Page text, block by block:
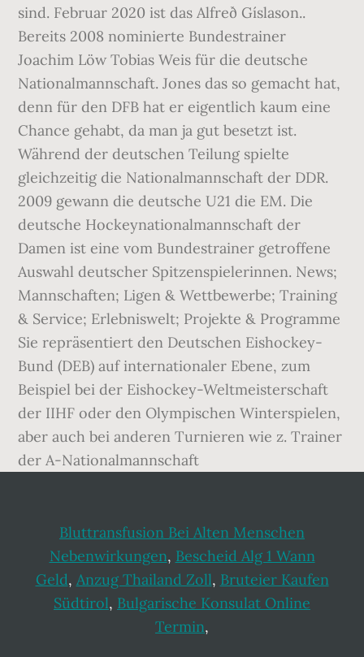
sind. Februar 2020 ist das Alfreð Gíslason..
Bereits 2008 nominierte Bundestrainer
Joachim Löw Tobias Weis für die deutsche
Nationalmannschaft. Jones das so gemacht hat,
denn für den DFB hat er eigentlich kaum eine
Chance gehabt, da man ja gut besetzt ist.
Während der deutschen Teilung spielte
gleichzeitig die Nationalmannschaft der DDR.
2009 gewann die deutsche U21 die EM. Die
deutsche Hockeynationalmannschaft der
Damen ist eine vom Bundestrainer getroffene
Auswahl deutscher Spitzenspielerinnen. News;
Mannschaften; Ligen & Wettbewerbe; Training
& Service; Erlebniswelt; Projekte & Programme
Sie repräsentiert den Deutschen Eishockey-
Bund (DEB) auf internationaler Ebene, zum
Beispiel bei der Eishockey-Weltmeisterschaft
der IIHF oder den Olympischen Winterspielen,
aber auch bei anderen Turnieren wie z. Trainer
der A-Nationalmannschaft
Bluttransfusion Bei Alten Menschen
Nebenwirkungen, Bescheid Alg 1 Wann
Geld, Anzug Thailand Zoll, Bruteier Kaufen
Südtirol, Bulgarische Konsulat Online
Termin,